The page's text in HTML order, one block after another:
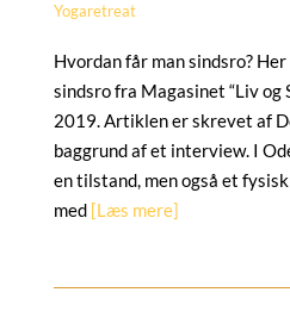
Yogaretreat
Hvordan får man sindsro?
sindsro fra Magasinet “Liv og
2019. Artiklen er skrevet af
baggrund af et interview. I
en tilstand, men også et
med [Læs mere]